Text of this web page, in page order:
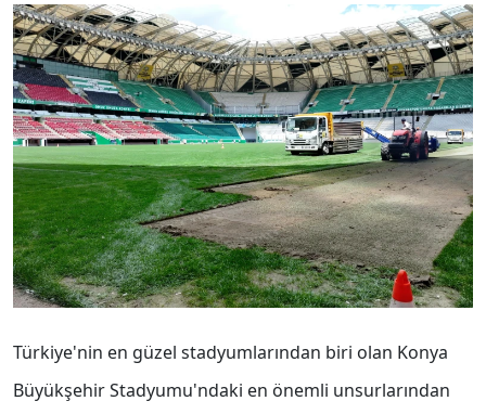
Türkiye'nin en güzel stadyumlarından biri olan Konya
Büyükşehir Stadyumu'ndaki en önemli unsurlarından